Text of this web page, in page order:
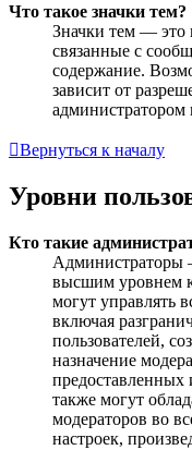
Что такое значки тем?
Значки тем — это
связанные с
содержание.
зависит от
администратором
Вернуться к началу
Уровни
Кто такие
Администраторы
высшим уровнем
могут управлять
включая
пользователей,
назначение
также могут
модераторов во
настроек,